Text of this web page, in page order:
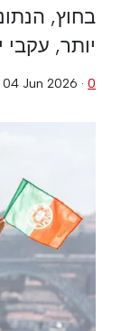
בחוץ,
יותר, עקבי
04 Jun 2026 · 0 הערות